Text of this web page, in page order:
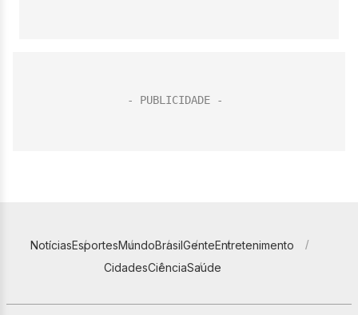
NotíciasEsportesMundoBrasilGenteEntretenimento
CidadesCiênciaSaúde